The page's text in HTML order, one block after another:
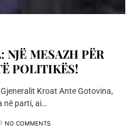
NJË MESAZH PËR
POLITIKËS!
Kroat Ante Gotovina,
në parti, ai…
NO COMMENTS